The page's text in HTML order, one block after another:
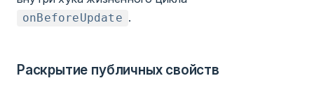
onBeforeUpdate .
Раскрытие публичных свойств